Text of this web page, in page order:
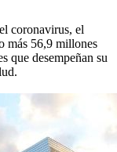
coronavirus, el
más 56,9 millones
que desempeñan su